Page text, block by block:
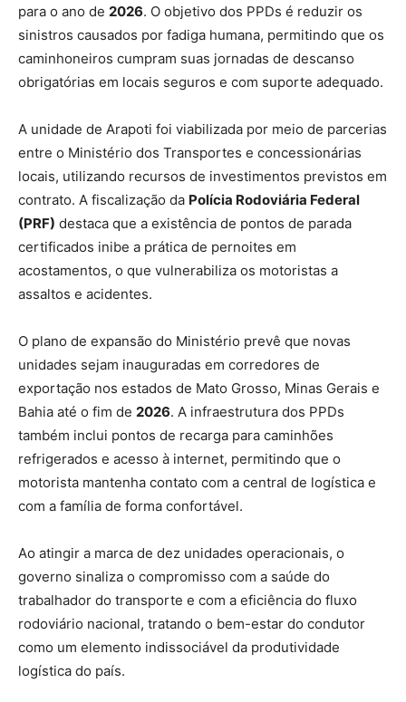
para o ano de 2026. O objetivo dos PPDs é reduzir os
sinistros causados por fadiga humana, permitindo que os
caminhoneiros cumpram suas jornadas de descanso
obrigatórias em locais seguros e com suporte adequado.
A unidade de Arapoti foi viabilizada por meio de parcerias
entre o Ministério dos Transportes e concessionárias
locais, utilizando recursos de investimentos previstos em
contrato. A fiscalização da Polícia Rodoviária Federal
(PRF) destaca que a existência de pontos de parada
certificados inibe a prática de pernoites em
acostamentos, o que vulnerabiliza os motoristas a
assaltos e acidentes.
O plano de expansão do Ministério prevê que novas
unidades sejam inauguradas em corredores de
exportação nos estados de Mato Grosso, Minas Gerais e
Bahia até o fim de 2026. A infraestrutura dos PPDs
também inclui pontos de recarga para caminhões
refrigerados e acesso à internet, permitindo que o
motorista mantenha contato com a central de logística e
com a família de forma confortável.
Ao atingir a marca de dez unidades operacionais, o
governo sinaliza o compromisso com a saúde do
trabalhador do transporte e com a eficiência do fluxo
rodoviário nacional, tratando o bem-estar do condutor
como um elemento indissociável da produtividade
logística do país.